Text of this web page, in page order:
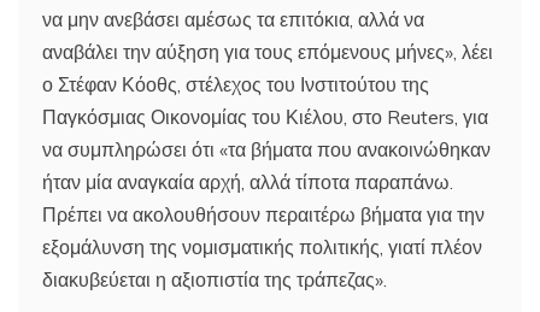
να μην ανεβάσει αμέσως τα επιτόκια, αλλά να
αναβάλει την αύξηση για τους επόμενους μήνες», λέει
ο Στέφαν Κόοθς, στέλεχος του Ινστιτούτου της
Παγκόσμιας Οικονομίας του Κιέλου, στο Reuters, για
να συμπληρώσει ότι «τα βήματα που ανακοινώθηκαν
ήταν μία αναγκαία αρχή, αλλά τίποτα παραπάνω.
Πρέπει να ακολουθήσουν περαιτέρω βήματα για την
εξομάλυνση της νομισματικής πολιτικής, γιατί πλέον
διακυβεύεται η αξιοπιστία της τράπεζας».